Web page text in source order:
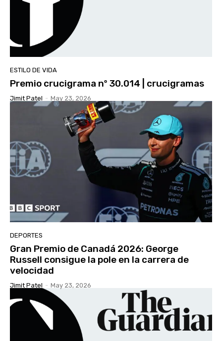
ESTILO DE VIDA
Premio crucigrama nº 30.014 | crucigramas
Jimit Patel - May 23, 2026
DEPORTES
Gran Premio de Canadá 2026: George
Russell consigue la pole en la carrera de
velocidad
Jimit Patel - May 23, 2026